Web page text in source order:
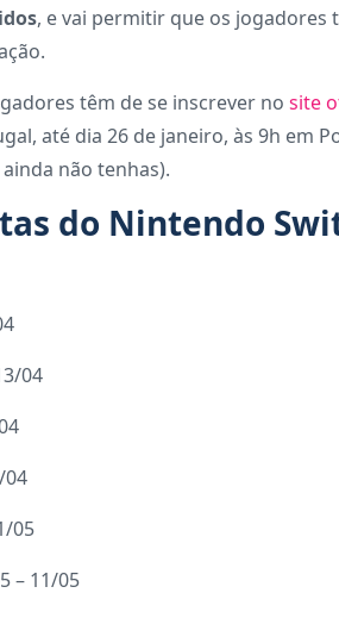
, e vai permitir que os
têm de se inscrever no site
até dia 26 de janeiro, às 9h em
não tenhas).
do Nintendo
04
04
05
– 11/05